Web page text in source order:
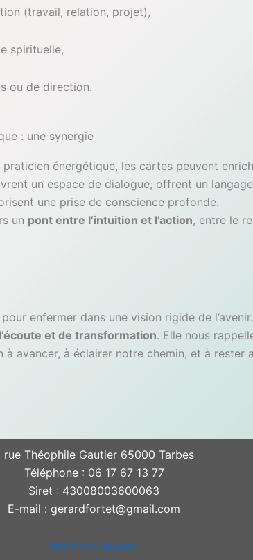
(travail, relation, projet),
spirituelle,
ou de direction.
: une synergie
énergétique, les cartes peuvent
un espace de dialogue, offrent un
une prise de conscience profonde.
un pont entre l’intuition et l’action, entre le
enfermer dans une vision rigide de
et de transformation. Elle nous
avancer, à éclairer notre chemin, et à rester
rue Théophile Gautier 65000 Tarbes
Téléphone : 06 17 67 13 77
Siret : 43008003600063
E-mail : gerardfortet@gmail.com
Mentions légales